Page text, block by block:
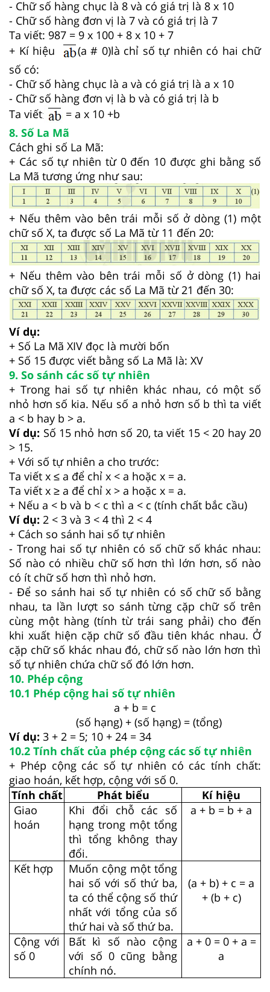
- Chữ số hàng chục là 8 và có giá trị là 8 x 10
- Chữ số hàng đơn vị là 7 và có giá trị là 7
Ta viết: 987 = 9 x 100 + 8 x 10 + 7
+ Kí hiệu
(a # 0)là chỉ số tự nhiên có hai chữ
số có:
- Chữ số hàng chục là a và có giá trị là a x 10
- Chữ số hàng đơn vị là b và có giá trị là b
Ta viết:
= a x 10 +b
8. Số La Mã
Cách ghi số La Mã:
+ Các số tự nhiên từ 0 đến 10 được ghi bằng số
La Mã tương ứng như sau:
+ Nếu thêm vào bên trái mỗi số ở dòng (1) một
chữ số X, ta được số La Mã từ 11 đến 20:
+ Nếu thêm vào bên trái mỗi số ở dòng (1) hai
chữ số X, ta được các số La Mã từ 21 đến 30:
Ví dụ:
+ Số La Mã XIV đọc là mười bốn
+ Số 15 được viết bằng số La Mã là: XV
9. So sánh các số tự nhiên
+ Trong hai số tự nhiên khác nhau, có một số
nhỏ hơn số kia. Nếu số a nhỏ hơn số b thì ta viết
a < b hay b > a.
Ví dụ: Số 15 nhỏ hơn số 20, ta viết 15 < 20 hay 20
> 15.
+ Với số tự nhiên a cho trước:
Ta viết x ≤ a để chỉ x < a hoặc x = a.
Ta viết x ≥ a để chỉ x > a hoặc x = a.
+ Nếu a < b và b < c thì a < c (tính chất bắc cầu)
Ví dụ: 2 < 3 và 3 < 4 thì 2 < 4
+ Cách so sánh hai số tự nhiên
- Trong hai số tự nhiên có số chữ số khác nhau:
Số nào có nhiều chữ số hơn thì lớn hơn, số nào
có ít chữ số hơn thì nhỏ hơn.
- Để so sánh hai số tự nhiên có số chữ số bằng
nhau, ta lần lượt so sánh từng cặp chữ số trên
cùng một hàng (tính từ trái sang phải) cho đến
khi xuất hiện cặp chữ số đầu tiên khác nhau. Ở
cặp chữ số khác nhau đó, chữ số nào lớn hơn thì
số tự nhiên chứa chữ số đó lớn hơn.
10. Phép cộng
10.1 Phép cộng hai số tự nhiên
a + b = c
(số hạng) + (số hạng) = (tổng)
Ví dụ: 3 + 2 = 5; 10 + 24 = 34
10.2 Tính chất của phép cộng các số tự nhiên
+ Phép cộng các số tự nhiên có các tính chất:
giao hoán, kết hợp, cộng với số 0.
Tính chất
Phát biểu
Kí hiệu
Giao
hoán
Khi đổi chỗ các số
hạng trong một tổng
thì tổng không thay
đổi.
a + b = b + a
Kết hợp
Muốn cộng một tổng
hai số với số thứ ba,
ta có thể cộng số thứ
nhất với tổng của số
thứ hai và số thứ ba.
(a + b) + c = a
+ (b + c)
Cộng với
số 0
Bất kì số nào cộng
với số 0 cũng bằng
chính nó.
a + 0 = 0 + a =
a